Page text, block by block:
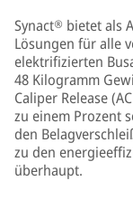
Synact® bietet als
Lösungen für alle
elektrifizierten
48 Kilogramm
Caliper Release
zu einem Prozent
den
zu den
überhaupt.